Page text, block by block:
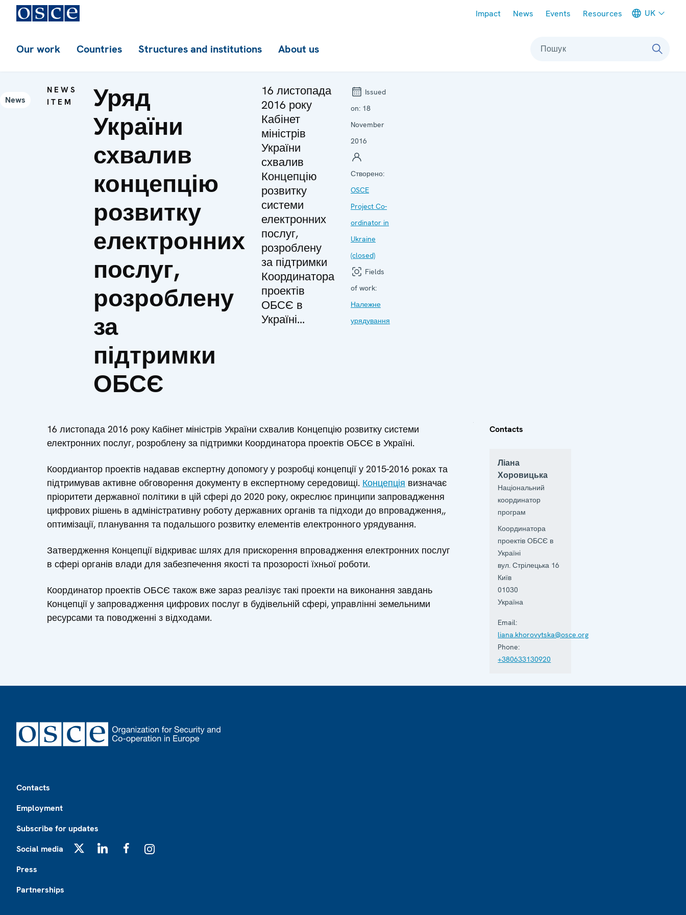
Impact News Events Resources UK
Our work Countries Structures and institutions About us Пошук
News
NEWS
ITEM
Уряд
України
схвалив
концепцію
розвитку
електронних
послуг,
розроблену
за
підтримки
ОБСЄ
16 листопада
2016 року
Кабінет
міністрів
України
схвалив
Концепцію
розвитку
системи
електронних
послуг,
розроблену
за підтримки
Координатора
проектів
ОБСЄ в
Україні...
Issued
on: 18
November
2016
Створено:
OSCE
Project Co-
ordinator in
Ukraine
(closed)
Fields
of work:
Належне
урядування
16 листопада 2016 року Кабінет міністрів України схвалив Концепцію розвитку системи
електронних послуг, розроблену за підтримки Координатора проектів ОБСЄ в Україні.
Коордиантор проектів надавав експертну допомогу у розробці концепції у 2015-2016 роках та
підтримував активне обговорення документу в експертному середовищі. Концепція визначає
пріоритети державної політики в цій сфері до 2020 року, окреслює принципи запровадження
цифрових рішень в адміністративну роботу державних органів та підходи до впровадження,,
оптимізації, планування та подальшого розвитку елементів електронного урядування.
Затвердження Концепції відкриває шлях для прискорення впровадження електронних послуг
в сфері органів влади для забезпечення якості та прозорості їхньої роботи.
Координатор проектів ОБСЄ також вже зараз реалізує такі проекти на виконання завдань
Концепції у запровадження цифрових послуг в будівельній сфері, управлінні земельними
ресурсами та поводженні з відходами.
Contacts
Ліана
Хоровицька
Національний
координатор
програм
Координатора
проектів ОБСЄ в
Україні
вул. Стрілецька 16
Київ
01030
Україна
Email:
liana.khorovytska@osce.org
Phone:
+380633130920
Contacts
Employment
Subscribe for updates
Social media
Press
Partnerships